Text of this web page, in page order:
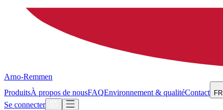
Arno-Remmen
ProduitsÀ propos de nousFAQEnvironnement & qualitéContact FR
Se connecter